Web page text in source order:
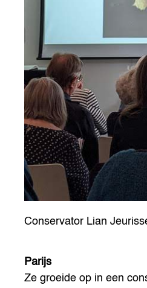
Conservator Lian
Parijs
Ze groeide op in een